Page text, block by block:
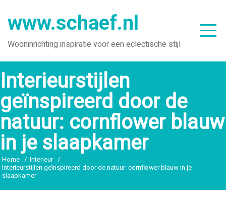
naar
inhoud
www.schaef.nl
Wooninrichting inspiratie voor een eclectische stijl
Interieurstijlen
geïnspireerd door de
natuur: cornflower blauw
in je slaapkamer
Home
Interieur
Interieurstijlen geïnspireerd door de natuur: cornflower blauw in je
slaapkamer